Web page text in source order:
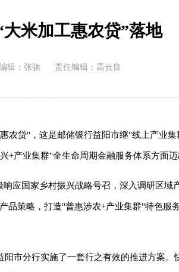
米加工惠农贷”落地
辑：张驰 责任编辑：高云良
农贷"，这是邮储银行益阳市继"线上产业
产业集群"全生命周期金融服务体系方面迈
应国家乡村振兴战略号召，深入调研区域
品策略，打造"普惠涉农+产业集群"特色服
市分行实施了一套行之有效的推进方案。